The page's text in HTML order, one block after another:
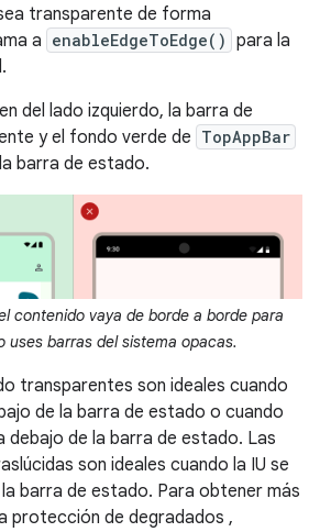
transparente de forma
a enableEdgeToEdge() para la
del lado izquierdo, la barra de
y el fondo verde de TopAppBar
barra de estado.
contenido vaya de borde a borde para
uses barras del sistema opacas.
transparentes son ideales cuando
de la barra de estado o cuando
debajo de la barra de estado. Las
son ideales cuando la IU se
barra de estado. Para obtener más
protección de degradados ,